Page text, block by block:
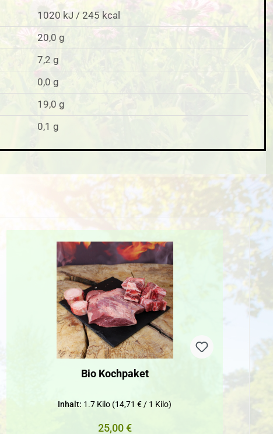
1020 kJ / 245 kcal
20,0 g
7,2 g
0,0 g
19,0 g
0,1 g
Bio Kochpaket
Inhalt: 1.7 Kilo (14,71 € / 1 Kilo)
Regulärer Preis:
25,00 €